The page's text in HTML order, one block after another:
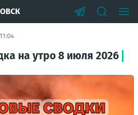
на утро 8 июля 2026